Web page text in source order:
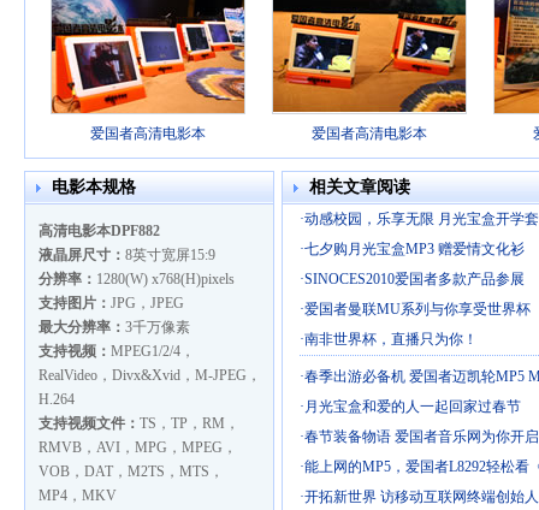
爱国者高清电影本 爱国者高清电影本
电影本规格
高清电影本DPF882
液晶屏尺寸： 8英寸宽屏15:9
分辨率： 1280(W) x768(H)pixels
支持图片： JPG，JPEG
最大分辨率： 3千万像素
支持视频： MPEG1/2/4，
RealVideo，Divx&Xvid，M-JPEG，
H.264
支持视频文件： TS，TP，RM，
RMVB，AVI，MPG，MPEG，
VOB，DAT，M2TS，MTS，
MP4，MKV
相关文章阅读
·动感校园，乐享无限 月光宝盒开学
·七夕购月光宝盒MP3 赠爱情文化衫
·SINOCES2010爱国者多款产品参展
·爱国者曼联MU系列与你享受世界杯
·南非世界杯，直播只为你！
·春季出游必备机 爱国者迈凯轮MP5
· 月光宝盒和爱的人一起回家过春节
·春节装备物语 爱国者音乐网为你开启
·能上网的MP5，爱国者L8292轻松看
·开拓新世界 访移动互联网终端创始人